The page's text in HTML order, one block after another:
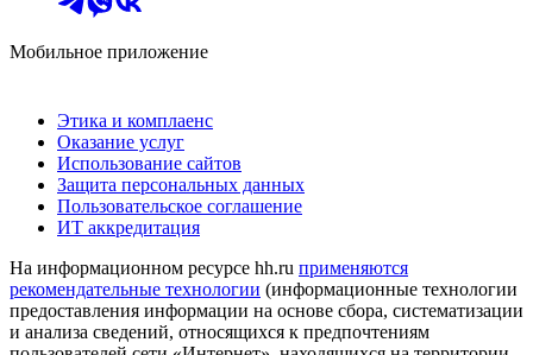
Мобильное приложение
Этика и комплаенс
Оказание услуг
Использование сайтов
Защита персональных данных
Пользовательское соглашение
ИТ аккредитация
На информационном ресурсе hh.ru применяются
рекомендательные технологии (информационные технологии
предоставления информации на основе сбора, систематизации
и анализа сведений, относящихся к предпочтениям